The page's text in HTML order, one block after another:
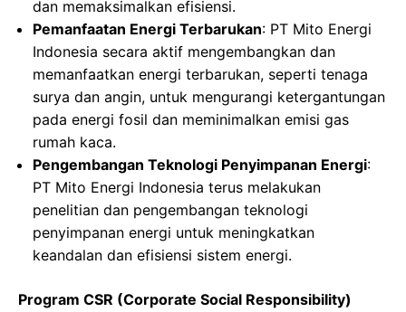
dan memaksimalkan efisiensi.
Pemanfaatan Energi Terbarukan: PT Mito Energi
Indonesia secara aktif mengembangkan dan
memanfaatkan energi terbarukan, seperti tenaga
surya dan angin, untuk mengurangi ketergantungan
pada energi fosil dan meminimalkan emisi gas
rumah kaca.
Pengembangan Teknologi Penyimpanan Energi:
PT Mito Energi Indonesia terus melakukan
penelitian dan pengembangan teknologi
penyimpanan energi untuk meningkatkan
keandalan dan efisiensi sistem energi.
Program CSR (Corporate Social Responsibility)